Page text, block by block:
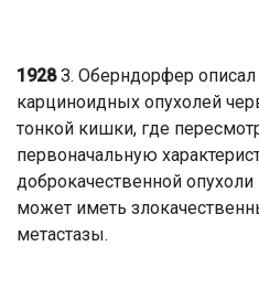
1928З. Оберндорфер описал
карциноидных опухолей
тонкой кишки, где
первоначальную
доброкачественной опухоли
может иметь
метастазы.